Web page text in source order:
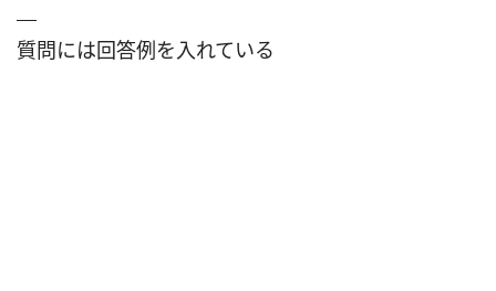
質問には回答例を入れている